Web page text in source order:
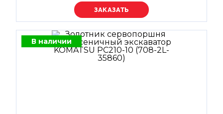
Уточняйте цену
В наличии